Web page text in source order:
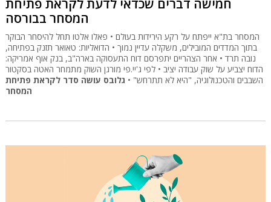
חמישה דברים שכדאי לדעת לקראת פתיחת
המסחר בבורסה
המסחר בת"א ייפתח על רקע הירידות בעולם • פאלו אלטו תחל להיסחר הבוקר
בתוך המדדים המובילים, משקלה עדיין נמוך • הדואליות: טאואר תזנק בפתיחה,
נובה תרד • אחר הצהריים יתפרסם דוח התעסוקה בארה"ב, בנק אוף אמריקה:
הדוח יצביע על שוק עבודה יציב • לפי ג'יי.פי מורגן השוק מתמחר האטה בסקטור
השבבים והטכנולוגיה, "היא לא תתרחש" • גלובס עושה סדר לקראת פתיחת
המסחר